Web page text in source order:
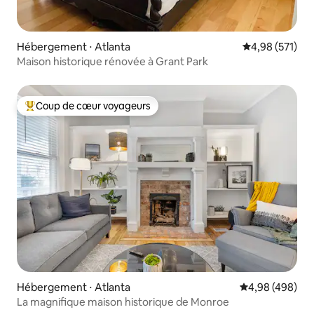
Hébergement ⋅ Atlanta Évaluation
4,98 (571)
Maison historique rénovée à Grant Park
Coups de cœur voyageurs les plus appréciés
Coup de cœur voyageurs
Hébergement ⋅ Atlanta Évaluation
4,98 (498)
La magnifique maison historique de Monroe